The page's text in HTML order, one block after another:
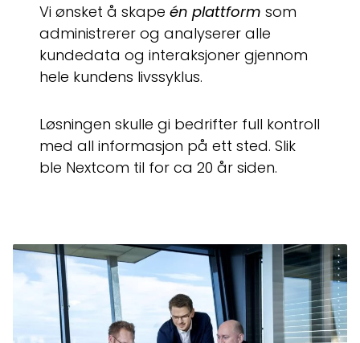
Vi ønsket å skapeén plattform som
administrerer og analyserer alle
kundedata og interaksjoner gjennom
hele kundens livssyklus.
Løsningen skulle gi bedrifter full kontroll
med all informasjon på ett sted. Slik
ble Nextcom til for ca 20 år siden.